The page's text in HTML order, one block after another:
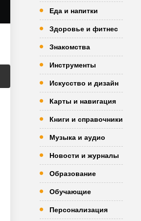
Еда и напитки
Здоровье и фитнес
Знакомства
Инструменты
Искусство и дизайн
Карты и навигация
Книги и справочники
Музыка и аудио
Новости и журналы
Образование
Обучающие
Персонализация